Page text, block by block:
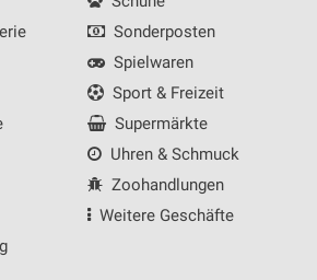
Sonderposten
Spielwaren
Sport & Freizeit
Supermärkte
Uhren & Schmuck
Zoohandlungen
Weitere Geschäfte